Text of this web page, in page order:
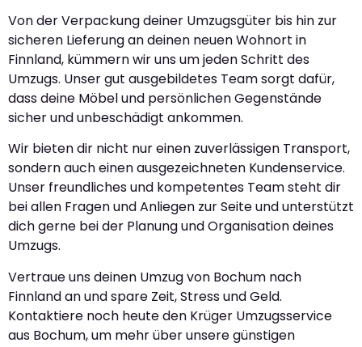
Von der Verpackung deiner Umzugsgüter bis hin zur
sicheren Lieferung an deinen neuen Wohnort in
Finnland, kümmern wir uns um jeden Schritt des
Umzugs. Unser gut ausgebildetes Team sorgt dafür,
dass deine Möbel und persönlichen Gegenstände
sicher und unbeschädigt ankommen.
Wir bieten dir nicht nur einen zuverlässigen Transport,
sondern auch einen ausgezeichneten Kundenservice.
Unser freundliches und kompetentes Team steht dir
bei allen Fragen und Anliegen zur Seite und unterstützt
dich gerne bei der Planung und Organisation deines
Umzugs.
Vertraue uns deinen Umzug von Bochum nach
Finnland an und spare Zeit, Stress und Geld.
Kontaktiere noch heute den Krüger Umzugsservice
aus Bochum, um mehr über unsere günstigen